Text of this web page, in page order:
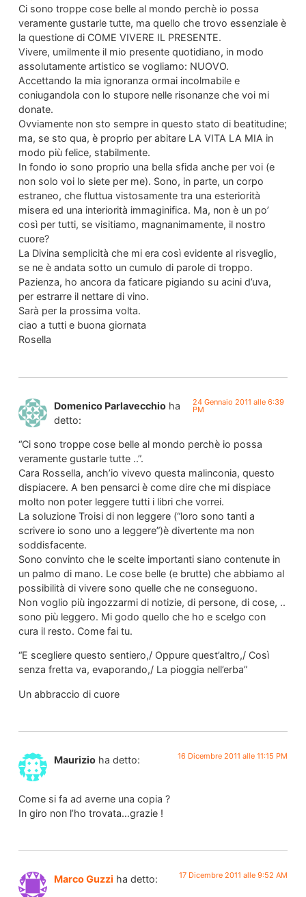
Ci sono troppe cose belle al mondo perchè io possa
veramente gustarle tutte, ma quello che trovo essenziale è
la questione di COME VIVERE IL PRESENTE.
Vivere, umilmente il mio presente quotidiano, in modo
assolutamente artistico se vogliamo: NUOVO.
Accettando la mia ignoranza ormai incolmabile e
coniugandola con lo stupore nelle risonanze che voi mi
donate.
Ovviamente non sto sempre in questo stato di beatitudine;
ma, se sto qua, è proprio per abitare LA VITA LA MIA in
modo più felice, stabilmente.
In fondo io sono proprio una bella sfida anche per voi (e
non solo voi lo siete per me). Sono, in parte, un corpo
estraneo, che fluttua vistosamente tra una esteriorità
misera ed una interiorità immaginifica. Ma, non è un po’
così per tutti, se visitiamo, magnanimamente, il nostro
cuore?
La Divina semplicità che mi era così evidente al risveglio,
se ne è andata sotto un cumulo di parole di troppo.
Pazienza, ho ancora da faticare pigiando su acini d’uva,
per estrarre il nettare di vino.
Sarà per la prossima volta.
ciao a tutti e buona giornata
Rosella
Domenico Parlavecchio ha
detto:
24 Gennaio 2011 alle 6:39
PM
“Ci sono troppe cose belle al mondo perchè io possa
veramente gustarle tutte ..”.
Cara Rossella, anch’io vivevo questa malinconia, questo
dispiacere. A ben pensarci è come dire che mi dispiace
molto non poter leggere tutti i libri che vorrei.
La soluzione Troisi di non leggere (“loro sono tanti a
scrivere io sono uno a leggere”)è divertente ma non
soddisfacente.
Sono convinto che le scelte importanti siano contenute in
un palmo di mano. Le cose belle (e brutte) che abbiamo al
possibilità di vivere sono quelle che ne conseguono.
Non voglio più ingozzarmi di notizie, di persone, di cose, ..
sono più leggero. Mi godo quello che ho e scelgo con
cura il resto. Come fai tu.
“E scegliere questo sentiero,/ Oppure quest’altro,/ Così
senza fretta va, evaporando,/ La pioggia nell’erba”
Un abbraccio di cuore
Maurizio ha detto: 16 Dicembre 2011 alle 11:15 PM
Come si fa ad averne una copia ?
In giro non l’ho trovata…grazie !
Marco Guzzi ha detto: 17 Dicembre 2011 alle 9:52 AM